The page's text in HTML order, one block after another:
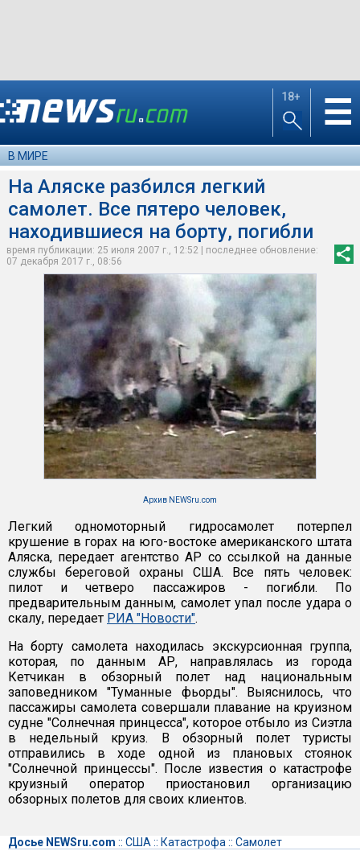
18+ ☰
В МИРЕ
На Аляске разбился легкий
самолет. Все пятеро человек,
находившиеся на борту, погибли
время публикации: 25 июля 2007 г., 12:52 | последнее обновление:
07 декабря 2017 г., 08:56
Архив NEWSru.com
Легкий одномоторный гидросамолет потерпел
крушение в горах на юго-востоке американского штата
Аляска, передает агентство АР со ссылкой на данные
службы береговой охраны США. Все пять человек:
пилот и четверо пассажиров - погибли. По
предварительным данным, самолет упал после удара о
скалу, передает РИА "Новости".
На борту самолета находилась экскурсионная группа,
которая, по данным АР, направлялась из города
Кетчикан в обзорный полет над национальным
заповедником "Туманные фьорды". Выяснилось, что
пассажиры самолета совершали плавание на круизном
судне "Солнечная принцесса", которое отбыло из Сиэтла
в недельный круиз. В обзорный полет туристы
отправились в ходе одной из плановых стоянок
"Солнечной принцессы". После известия о катастрофе
круизный оператор приостановил организацию
обзорных полетов для своих клиентов.
Досье NEWSru.com :: США :: Катастрофа :: Самолет